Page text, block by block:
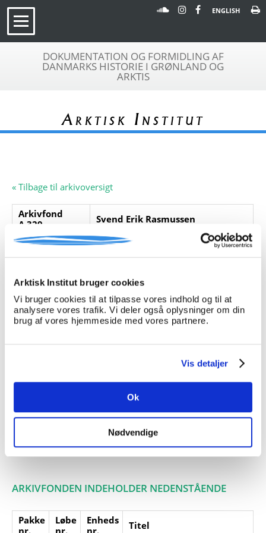
Arktisk Institut bruger cookies
Vi bruger cookies til at tilpasse vores indhold og til at
analysere vores trafik. Vi deler også oplysninger om din
brug af vores hjemmeside med vores partnere.
Vis detaljer
Ok
Nødvendige
ENGLISH
DOKUMENTATION OG FORMIDLING AF
DANMARKS HISTORIE I GRØNLAND OG
ARKTIS
Arktisk Institut
« Tilbage til arkivoversigt
Arkivfond
A 329
Svend Erik Rasmussen
Beskrivelse:
Svend Erik Rasmussen 1923-1972,
Boganmeldelse.
Giver:
Accessionsdato:
Klausuler:
Ingen note registreret
Personer:
ARKIVFONDEN INDEHOLDER NEDENSTÅENDE
Pakke
nr.
Løbe
nr.
Enheds
nr.
Titel